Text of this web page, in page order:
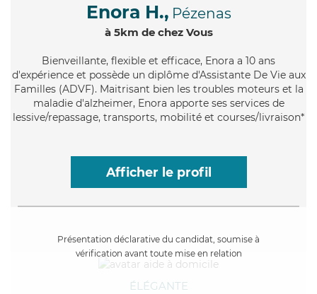
Enora H., Pézenas
à 5km de chez Vous
Bienveillante, flexible et efficace, Enora a 10 ans
d'expérience et possède un diplôme d'Assistante De Vie aux
Familles (ADVF). Maitrisant bien les troubles moteurs et la
maladie d'alzheimer, Enora apporte ses services de
lessive/repassage, transports, mobilité et courses/livraison*
Afficher le profil
Présentation déclarative du candidat, soumise à
vérification avant toute mise en relation
ÉLÉGANTE